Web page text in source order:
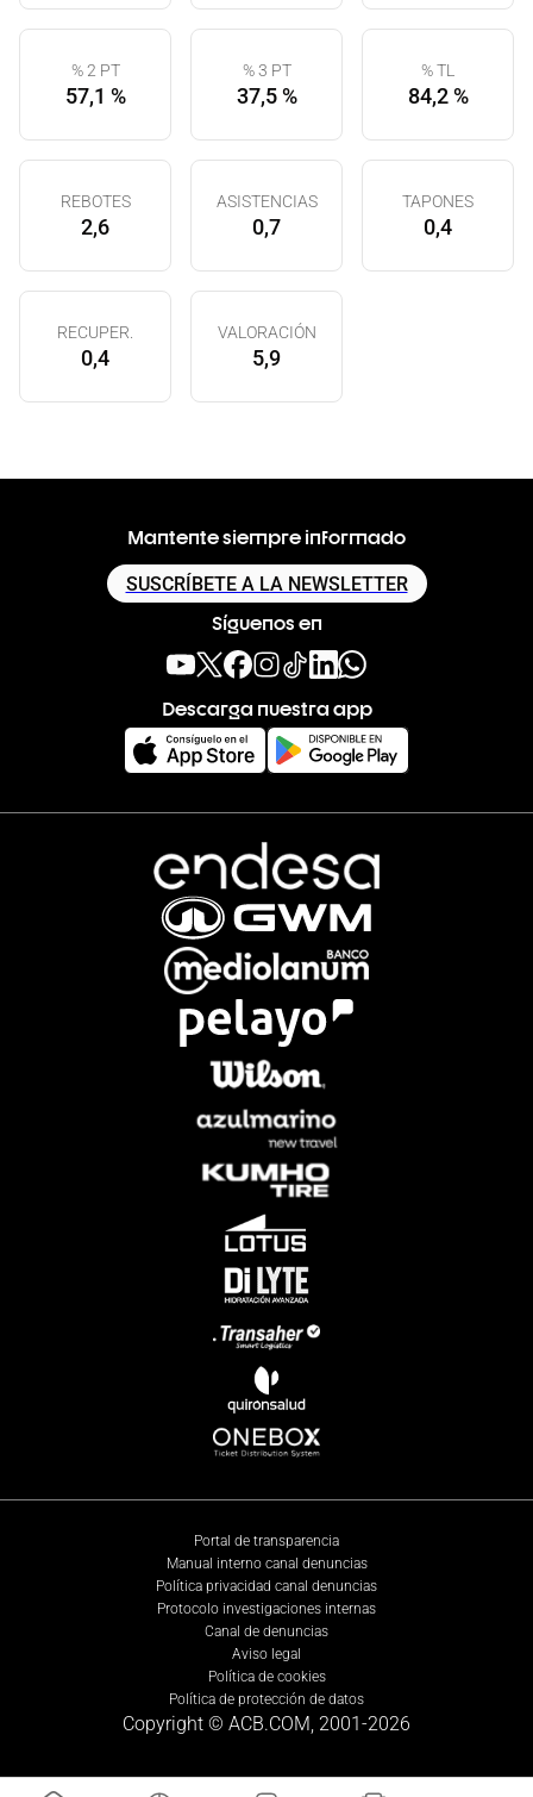
% 2 PT
57,1 %
% 3 PT
37,5 %
% TL
84,2 %
REBOTES
2,6
ASISTENCIAS
0,7
TAPONES
0,4
RECUPER.
0,4
VALORACIÓN
5,9
Mantente siempre informado
SUSCRÍBETE A LA NEWSLETTER
Síguenos en
Descarga nuestra app
Portal de transparencia
Manual interno canal denuncias
Política privacidad canal denuncias
Protocolo investigaciones internas
Canal de denuncias
Aviso legal
Política de cookies
Política de protección de datos
Copyright © ACB.COM, 2001-2026